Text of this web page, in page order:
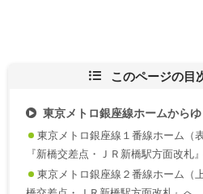
このページの目
東京メトロ銀座線ホームから
東京メトロ銀座線１番線ホーム（
『新橋交差点・ＪＲ新橋駅方面改札
東京メトロ銀座線２番線ホーム（